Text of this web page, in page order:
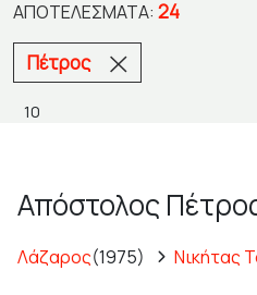
ΑΠΟΤΕΛΈΣΜΑΤΑ: 24
Πέτρος
Απόστολος
Λάζαρος(1975) Νικήτας